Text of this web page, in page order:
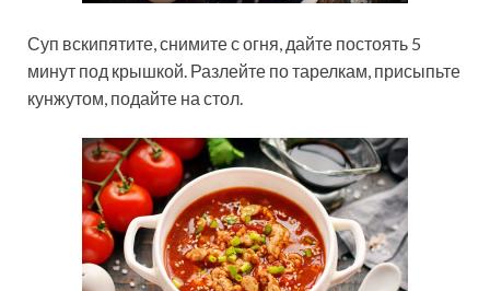
Суп вскипятите, снимите с огня, дайте постоять 5
минут под крышкой. Разлейте по тарелкам, присыпьте
кунжутом, подайте на стол.